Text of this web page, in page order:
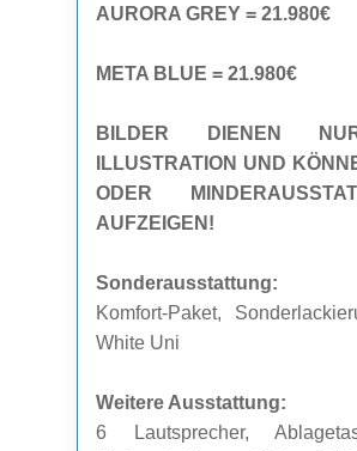
AURORA GREY = 21.980€
META BLUE = 21.980€
BILDER DIENEN
ILLUSTRATION UND
ODER
AUFZEIGEN!
Sonderausstattung:
Komfort-Paket,
White Uni
Weitere Ausstattung:
6 Lautsprecher,